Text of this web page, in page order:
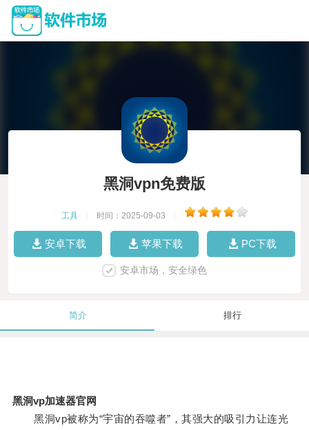
黑洞vpn免费版
工具 时间：2025-09-03
安卓下载 苹果下载 PC下载
安卓市场，安全绿色
简介 排行
黑洞vp加速器官网
黑洞vp被称为“宇宙的吞噬者”，其强大的吸引力让连光